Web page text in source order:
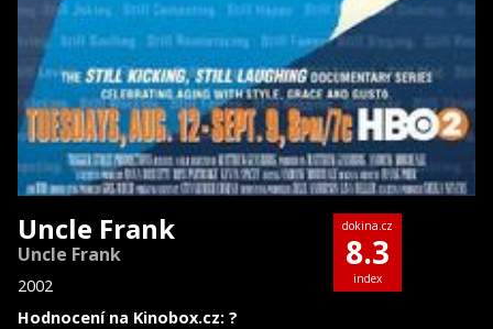
Uncle Frank
Uncle Frank
2002
Hodnocení na Kinobox.cz: ?
dokina.cz
8.3
index